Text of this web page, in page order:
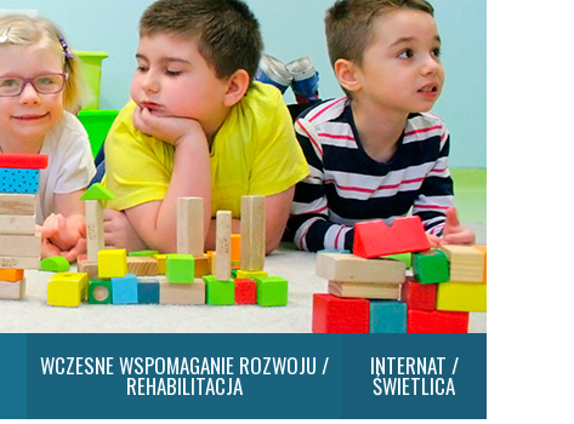
WCZESNE WSPOMAGANIE ROZWOJU /
REHABILITACJA
INTERNAT /
ŚWIETLICA